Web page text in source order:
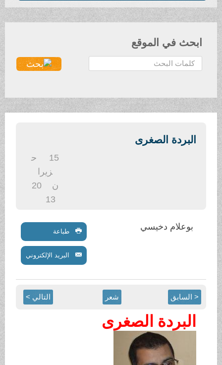
ابحث في الموقع
ح
ث
البردة الصغرى
زيرا
بوعلام دخيسي طباعة
البريد الإلكتروني
< السابق شعر التالي >
البردة الصغرى